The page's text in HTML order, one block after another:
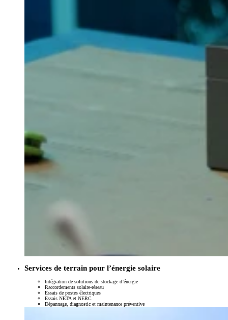
Services de terrain pour l’énergie solaire
Intégration de solutions de stockage d’énergie
Raccordements solaire-réseau
Essais de postes électriques
Essais NETA et NERC
Dépannage, diagnostic et maintenance préventive